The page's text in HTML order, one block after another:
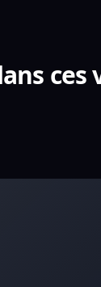
ces